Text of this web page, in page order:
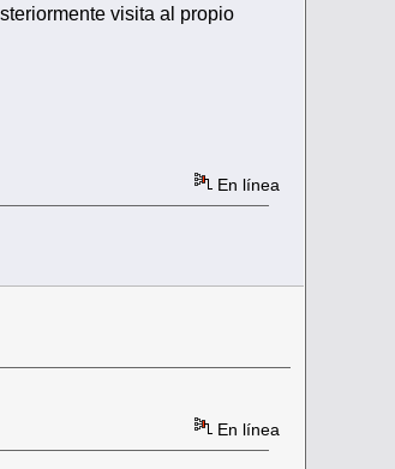
visita al propio
En línea
En línea